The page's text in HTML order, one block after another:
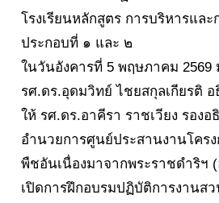
โรงเรียนหลักสูตร การบริหารและ
ประกอบที่ ๑ และ ๒
ในวันอังคารที่ 5 พฤษภาคม 2569
รศ.ดร.อุดมวิทย์ ไชยสกุลเกียรติ
ให้ รศ.ดร.อาคีรา ราชเวียง รอง
อำนวยการศูนย์ประสานงานโคร
พืชอันเนื่องมาจากพระราชดำริฯ
เปิดการฝึกอบรมปฏิบัติการงานส